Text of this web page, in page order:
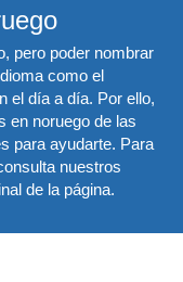
pero poder nombrar
como el
el día a día. Por ello,
en noruego de las
para ayudarte. Para
nuestros
de la página.